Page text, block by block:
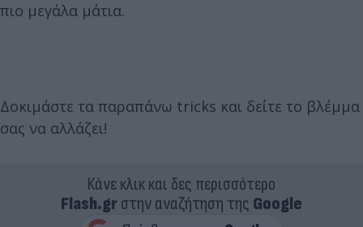
πιο μεγάλα μάτια.
Δοκιμάστε τα παραπάνω tricks και δείτε το βλέμμα
σας να αλλάζει!
Κάνε κλικ και δες περισσότερο
Flash.grστην αναζήτηση της Google